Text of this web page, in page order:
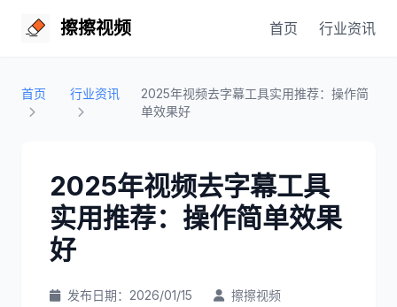
擦擦视频 首页 行业资讯
首页 行业资讯
2025年视频去字幕工具实用推荐：操作简
单效果好
2025年视频去字幕工具
实用推荐：操作简单效果
好
发布日期：2026/01/15
擦擦视频